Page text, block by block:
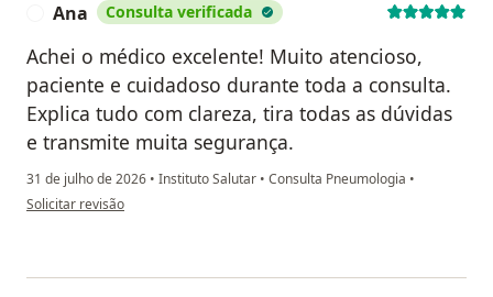
Ana Consulta verificada
Achei o médico excelente! Muito atencioso,
paciente e cuidadoso durante toda a consulta.
Explica tudo com clareza, tira todas as dúvidas
e transmite muita segurança.
31 de julho de 2026 • Instituto Salutar • Consulta Pneumologia •
na opinião do utilizador Ana
Solicitar revisão